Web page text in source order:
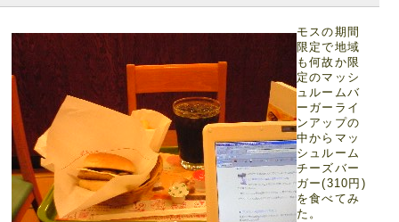
モスの期間
限定で地域
も何故か限
定のマッシ
ュルームバ
ーガーライ
ンアップの
中からマッ
シュルーム
チーズバー
ガー(310円)
を食べてみ
た。